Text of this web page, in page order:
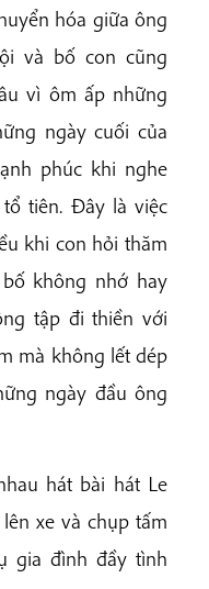
hóa giữa ông
và bố con cũng
vì ôm ấp những
ngày cuối của
phúc khi nghe
tiên. Đây là việc
khi con hỏi thăm
không nhớ hay
tập đi thiền với
mà không lết dép
ngày đầu ông
hát bài hát Le
xe và chụp tấm
gia đình đầy tình